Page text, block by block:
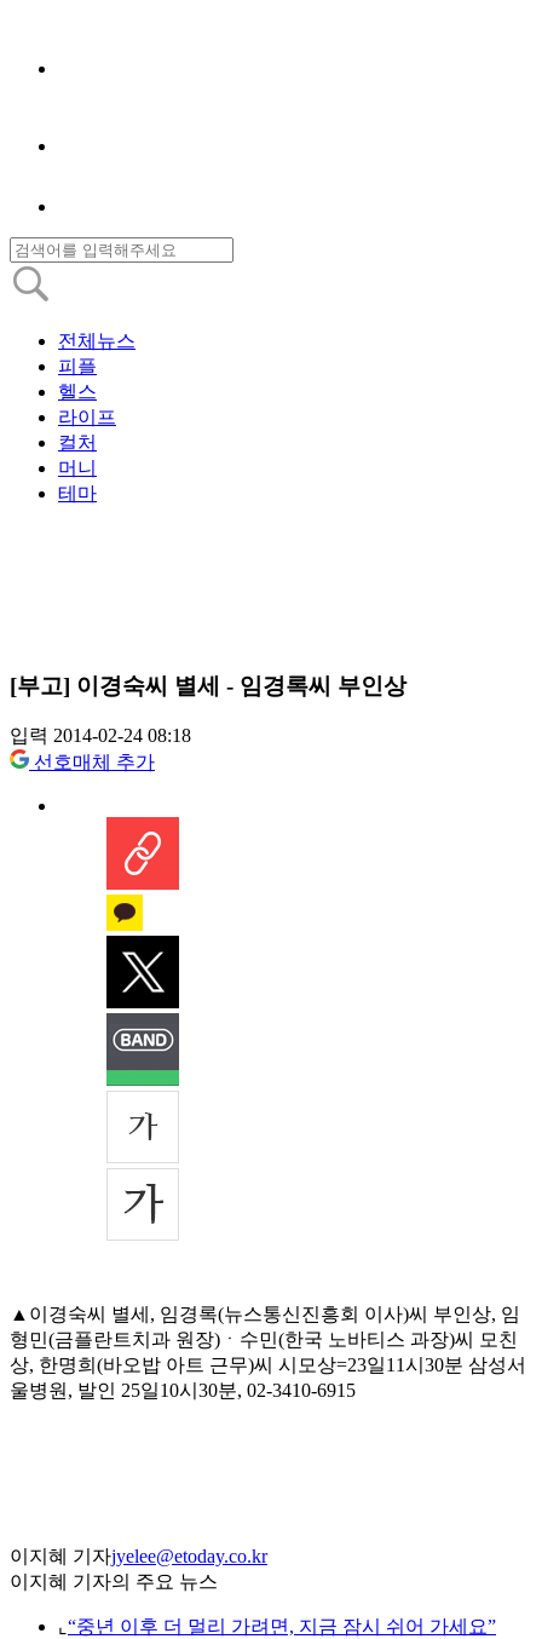
전체뉴스
피플
헬스
라이프
컬처
머니
테마
[부고] 이경숙씨 별세 - 임경록씨 부인상
입력 2014-02-24 08:18
선호매체 추가
▲이경숙씨 별세, 임경록(뉴스통신진흥회 이사)씨 부인상, 임
형민(금플란트치과 원장)ㆍ수민(한국 노바티스 과장)씨 모친
상, 한명희(바오밥 아트 근무)씨 시모상=23일11시30분 삼성서
울병원, 발인 25일10시30분, 02-3410-6915
이지혜 기자jyelee@etoday.co.kr
이지혜 기자의 주요 뉴스
⌞ “중년 이후 더 멀리 가려면, 지금 잠시 쉬어 가세요”